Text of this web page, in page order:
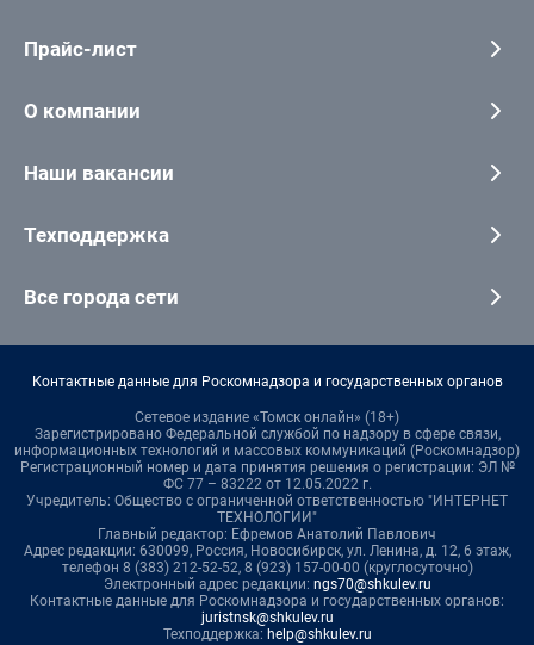
Прайс-лист
О компании
Наши вакансии
Техподдержка
Все города сети
Контактные данные для Роскомнадзора и государственных органов
Сетевое издание «Томск онлайн» (18+)
Зарегистрировано Федеральной службой по надзору в сфере связи,
информационных технологий и массовых коммуникаций (Роскомнадзор)
Регистрационный номер и дата принятия решения о регистрации: ЭЛ №
ФС 77 – 83222 от 12.05.2022 г.
Учредитель: Общество с ограниченной ответственностью "ИНТЕРНЕТ
ТЕХНОЛОГИИ"
Главный редактор: Ефремов Анатолий Павлович
Адрес редакции: 630099, Россия, Новосибирск, ул. Ленина, д. 12, 6 этаж,
телефон 8 (383) 212-52-52, 8 (923) 157-00-00 (круглосуточно)
Электронный адрес редакции: ngs70@shkulev.ru
Контактные данные для Роскомнадзора и государственных органов:
juristnsk@shkulev.ru
Техподдержка: help@shkulev.ru